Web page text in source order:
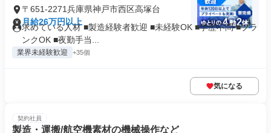
〒651-2271兵庫県神戸市西区高塚台
月給26万円以上
求めている人材 ■製造経験者歓迎 ■未経験OK ■学歴不問 ■ブラ
ンクOK ■夜勤手当...
業界未経験歓迎 +35個
気になる
契約社員
製造・運搬/航空機素材の機械操作など